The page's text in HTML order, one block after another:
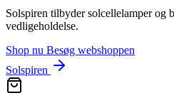
Solspiren tilbyder solcellelamper og
vedligeholdelse.
Shop nu Besøg webshoppen
Solspiren